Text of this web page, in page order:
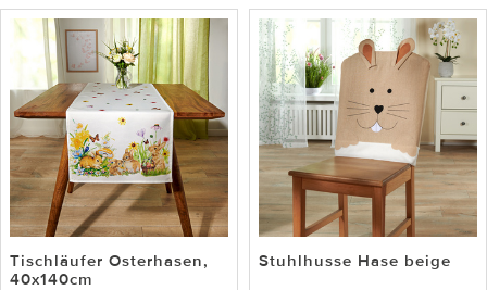
Tischläufer Osterhasen,
40x140cm
Stuhlhusse Hase beige